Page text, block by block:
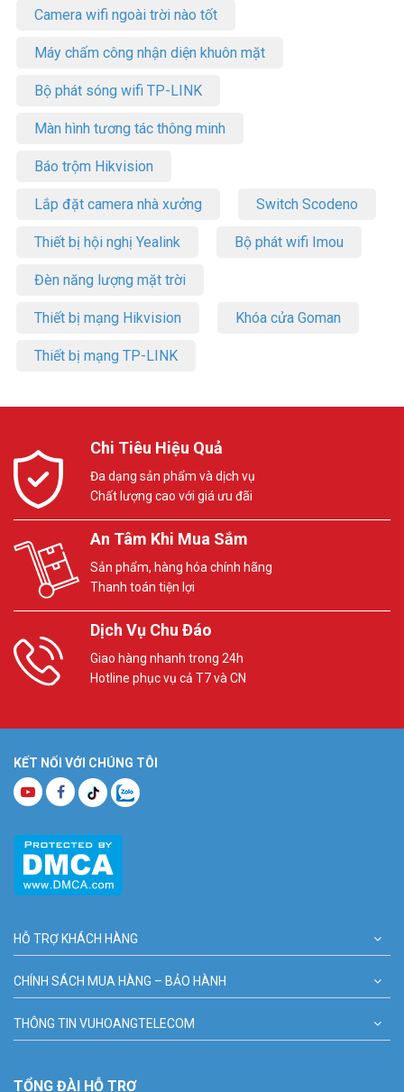
Camera wifi ngoài trời nào tốt
Máy chấm công nhận diện khuôn mặt
Bộ phát sóng wifi TP-LINK
Màn hình tương tác thông minh
Báo trộm Hikvision
Lắp đặt camera nhà xưởng Switch Scodeno
Thiết bị hội nghị Yealink Bộ phát wifi Imou
Đèn năng lượng mặt trời
Thiết bị mạng Hikvision Khóa cửa Goman
Thiết bị mạng TP-LINK
Chi Tiêu Hiệu Quả
Đa dạng sản phẩm và dịch vụ
Chất lượng cao với giá ưu đãi
An Tâm Khi Mua Sắm
Sản phẩm, hàng hóa chính hãng
Thanh toán tiện lợi
Dịch Vụ Chu Đáo
Giao hàng nhanh trong 24h
Hotline phục vụ cả T7 và CN
KẾT NỐI VỚI CHÚNG TÔI
HỖ TRỢ KHÁCH HÀNG
CHÍNH SÁCH MUA HÀNG – BẢO HÀNH
THÔNG TIN VUHOANGTELECOM
TỔNG ĐÀI HỖ TRỢ